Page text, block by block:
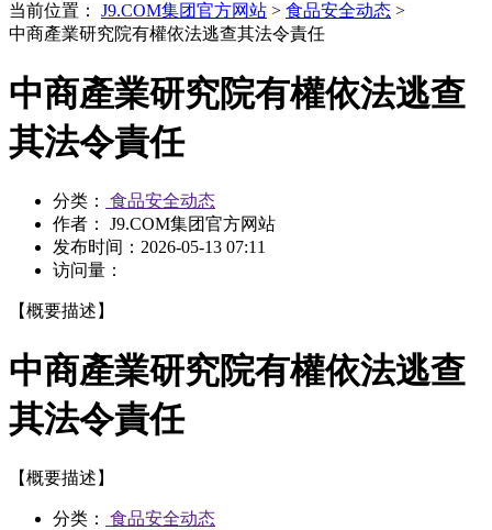
当前位置： J9.COM集团官方网站 > 食品安全动态 >
中商產業研究院有權依法逃查其法令責任
中商產業研究院有權依法逃查
其法令責任
分类：
食品安全动态
作者： J9.COM集团官方网站
发布时间： 2026-05-13 07:11
访问量：
【概要描述】
中商產業研究院有權依法逃查
其法令責任
【概要描述】
分类：
食品安全动态